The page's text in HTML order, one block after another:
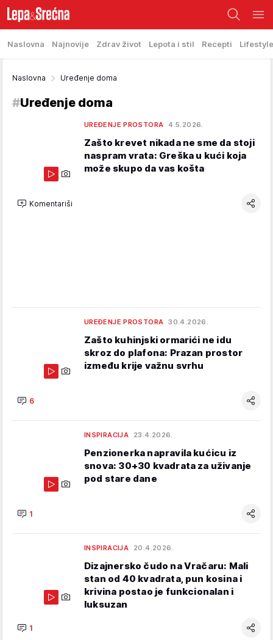
Naslovna Najnovije Zdrav život Lepota i stil Recepti Lifestyle
Naslovna Uređenje doma
#Uređenje doma
UREĐENJE PROSTORA 4.5.2026.
Zašto krevet nikada ne sme da stoji
naspram vrata: Greška u kući koja
može skupo da vas košta
Komentariši
UREĐENJE PROSTORA 30.4.2026.
Zašto kuhinjski ormarići ne idu
skroz do plafona: Prazan prostor
između krije važnu svrhu
6
INSPIRACIJA 23.4.2026.
Penzionerka napravila kućicu iz
snova: 30+30 kvadrata za uživanje
pod stare dane
1
INSPIRACIJA 20.4.2026.
Dizajnersko čudo na Vračaru: Mali
stan od 40 kvadrata, pun kosina i
krivina postao je funkcionalan i
luksuzan
1